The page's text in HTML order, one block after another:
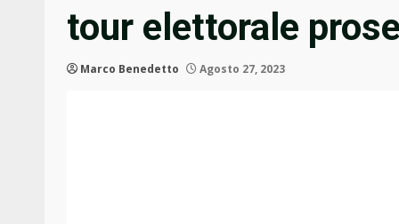
tour elettorale
Marco Benedetto Agosto 27, 2023